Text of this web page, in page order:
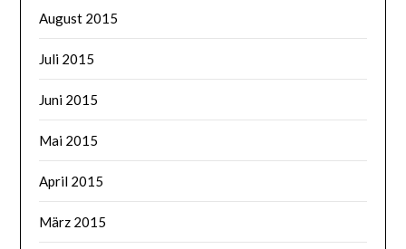
August 2015
Juli 2015
Juni 2015
Mai 2015
April 2015
März 2015